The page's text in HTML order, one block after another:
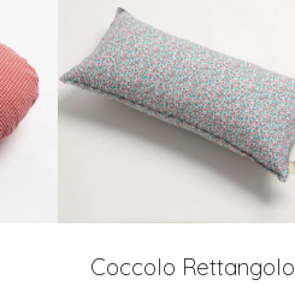
Coccolo Rettangolo